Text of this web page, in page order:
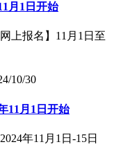
月1日开始
上报名】11月1日至
10/30
11月1日开始
年11月1日-15日